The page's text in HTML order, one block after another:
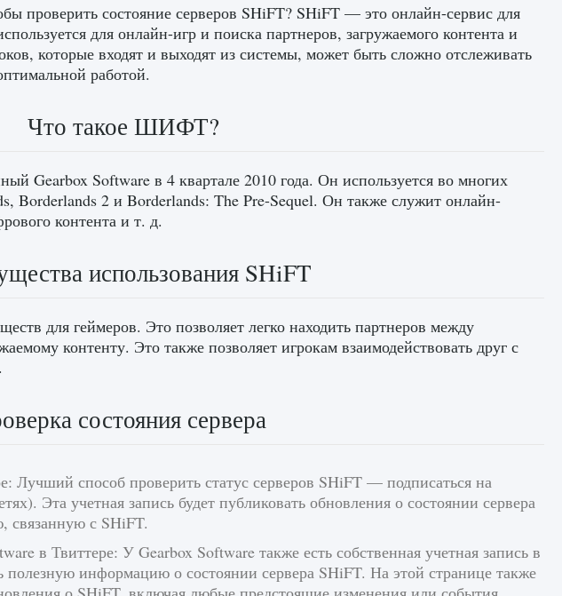
проверить состояние серверов SHiFT? SHiFT — это онлайн-сервис для
для онлайн-игр и поиска партнеров, загружаемого контента и
которые входят и выходят из системы, может быть сложно отслеживать
работой.
Что такое ШИФТ?
Gearbox Software в 4 квартале 2010 года. Он используется во многих
Borderlands 2 и Borderlands: The Pre-Sequel. Он также служит онлайн-
контента и т. д.
использования SHiFT
для геймеров. Это позволяет легко находить партнеров между
контенту. Это также позволяет игрокам взаимодействовать друг с
состояния сервера
Лучший способ проверить статус серверов SHiFT — подписаться на
Эта учетная запись будет публиковать обновления о состоянии сервера
с SHiFT.
в Твиттере: У Gearbox Software также есть собственная учетная запись в
полезную информацию о состоянии сервера SHiFT. На этой странице также